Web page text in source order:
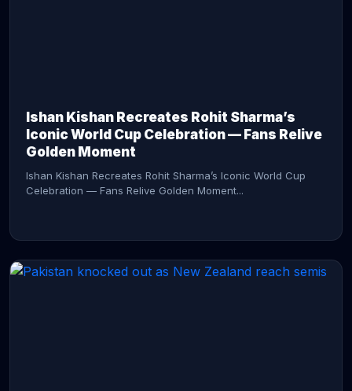
Ishan Kishan Recreates Rohit Sharma’s
Iconic World Cup Celebration — Fans Relive
Golden Moment
Ishan Kishan Recreates Rohit Sharma’s Iconic World Cup
Celebration — Fans Relive Golden Moment...